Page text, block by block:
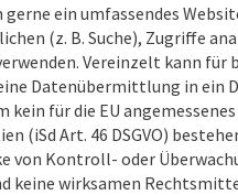
ein umfassendes
(z. B. Suche), Zugriffe
Vereinzelt kann
Datenübermittlung in ein
kein für die EU
(iSd Art. 46 DSGVO)
von Kontroll- oder
keine wirksamen